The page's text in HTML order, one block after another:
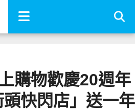
購物歡慶20週年
快閃店」送一年